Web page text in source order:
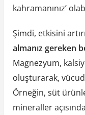
kahramanınız’
Şimdi, etkisini
almanız gereken
Magnezyum,
oluşturarak,
Örneğin, süt
mineraller